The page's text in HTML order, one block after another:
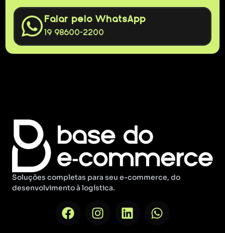
Falar pelo WhatsApp
19 98600-2200
Soluções completas para seu e-commerce, do
desenvolvimento à logística.